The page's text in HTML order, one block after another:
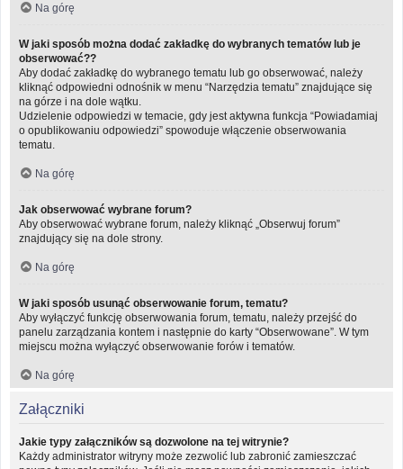
Na górę
W jaki sposób można dodać zakładkę do wybranych tematów lub je
obserwować??
Aby dodać zakładkę do wybranego tematu lub go obserwować, należy
kliknąć odpowiedni odnośnik w menu “Narzędzia tematu” znajdujące się
na górze i na dole wątku.
Udzielenie odpowiedzi w temacie, gdy jest aktywna funkcja “Powiadamiaj
o opublikowaniu odpowiedzi” spowoduje włączenie obserwowania
tematu.
Na górę
Jak obserwować wybrane forum?
Aby obserwować wybrane forum, należy kliknąć „Obserwuj forum”
znajdujący się na dole strony.
Na górę
W jaki sposób usunąć obserwowanie forum, tematu?
Aby wyłączyć funkcję obserwowania forum, tematu, należy przejść do
panelu zarządzania kontem i następnie do karty “Obserwowane”. W tym
miejscu można wyłączyć obserwowanie forów i tematów.
Na górę
Załączniki
Jakie typy załączników są dozwolone na tej witrynie?
Każdy administrator witryny może zezwolić lub zabronić zamieszczać